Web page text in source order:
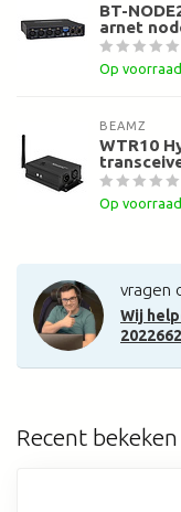
BT-
arnet
Op voorraad
BEAMZ
WTR10
Op voorraad
vragen
Wij
2022662
Recent bekeken